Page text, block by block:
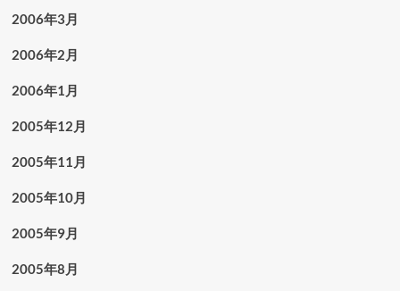
2006年3月
2006年2月
2006年1月
2005年12月
2005年11月
2005年10月
2005年9月
2005年8月